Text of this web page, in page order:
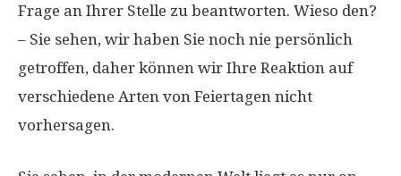
Frage an Ihrer Stelle zu beantworten. Wieso den?
– Sie sehen, wir haben Sie noch nie persönlich
getroffen, daher können wir Ihre Reaktion auf
verschiedene Arten von Feiertagen nicht
vorhersagen.